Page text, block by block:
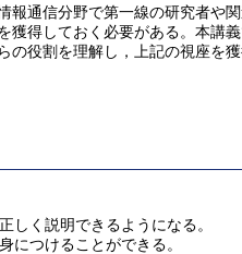
通信分野で第一線の研究者や
得しておく必要がある。本講
役割を理解し，上記の視座を
しく説明できるようになる。
につけることができる。